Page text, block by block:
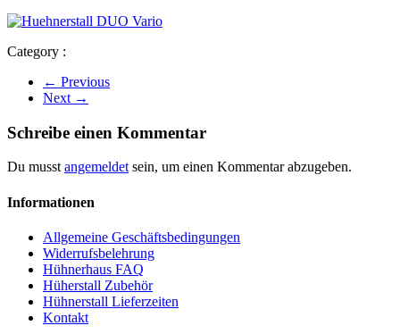
Category :
← Previous
Next →
Schreibe einen Kommentar
Du musst angemeldet sein, um einen Kommentar abzugeben.
Informationen
Allgemeine Geschäftsbedingungen
Widerrufsbelehrung
Hühnerhaus FAQ
Hüherstall Zubehör
Hühnerstall Lieferzeiten
Kontakt